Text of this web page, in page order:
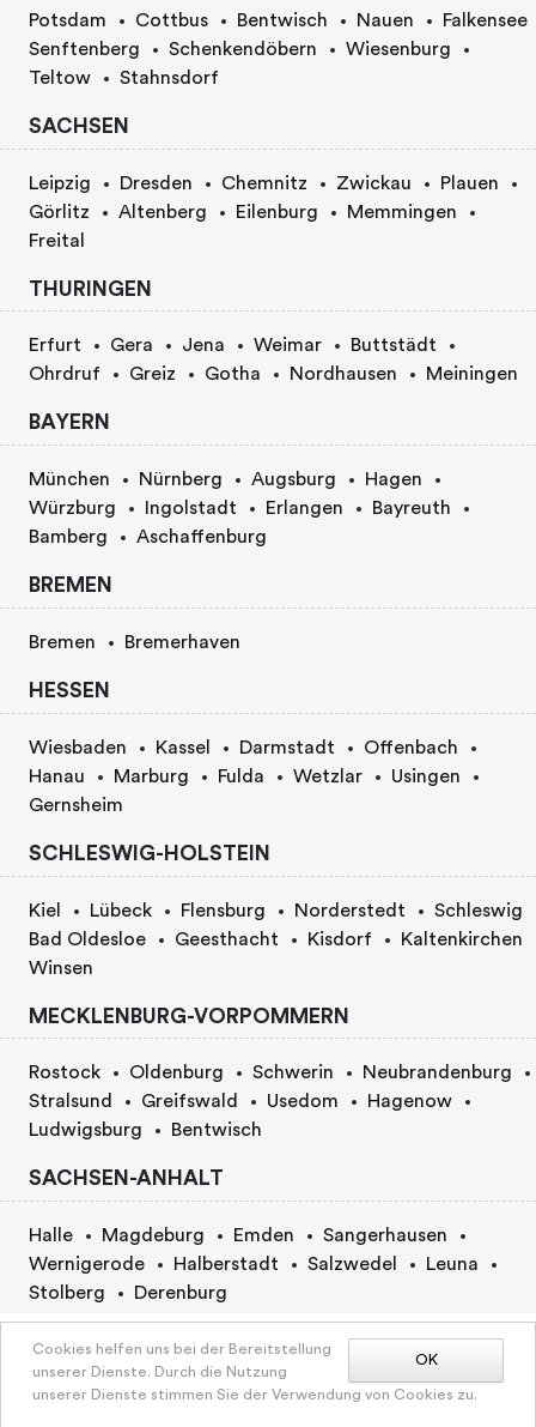
Preis nach Vereinbarung
BUCHUNGSANFRAGE
Potsdam Cottbus Bentwisch Nauen
Falkensee
Senftenberg
Schenkendöbern
Wiesenburg
Teltow
Stahnsdorf
SACHSEN
Leipzig Dresden Chemnitz Zwickau
Plauen
Görlitz
Altenberg Eilenburg
Memmingen
Freital
THURINGEN
Erfurt Gera Jena Weimar
Buttstädt
Ohrdruf
Greiz Gotha Nordhausen Meiningen
BAYERN
München Nürnberg Augsburg
Hagen
Würzburg
Ingolstadt Erlangen
Bayreuth
Bamberg
Aschaffenburg
BREMEN
Bremen Bremerhaven
HESSEN
Wiesbaden Kassel Darmstadt
Offenbach
Hanau
Marburg Fulda Wetzlar
Usingen
Gernsheim
SCHLESWIG-HOLSTEIN
Kiel Lübeck Flensburg Norderstedt
Schleswig
Bad Oldesloe
Geesthacht Kisdorf
Kaltenkirchen
Winsen
MECKLENBURG-VORPOMMERN
Rostock Oldenburg Schwerin
Neubrandenburg
Stralsund
Greifswald Usedom
Hagenow
Ludwigsburg
Bentwisch
SACHSEN-ANHALT
Halle Magdeburg Emden
Sangerhausen
Wernigerode
Halberstadt Salzwedel
Leuna
Stolberg
Derenburg
BERLIN
Berlin
OK
Cookies helfen uns bei der Bereitstellung
unserer Dienste. Durch die Nutzung
unserer Dienste stimmen Sie der Verwendung von Cookies zu.